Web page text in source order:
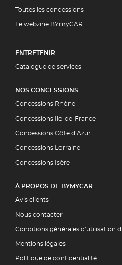
Toutes les concessions
Le webzine BYmyCAR
ENTRETENIR
Catalogue de services
NOS CONCESSIONS
Concessions Rhône
Concessions Ile-de-France
Concessions Côte d’Azur
Concessions Lorraine
Concessions Isère
À PROPOS DE BYMYCAR
Avis clients
Nous contacter
Conditions générales d’utilisation
Mentions légales
Politique de confidentialité